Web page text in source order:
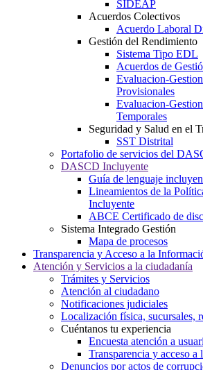
SIDEAP
Acuerdos Colectivos
Acuerdo Laboral
Gestión del Rendimiento
Sistema Tipo EDL
Acuerdos de
Evaluacion-
Provisionales
Evaluacion-
Temporales
Seguridad y Salud en el
SST Distrital
Portafolio de servicios del
DASCD Incluyente
Guía de lenguaje
Lineamientos de la
Incluyente
ABCE Certificado de
Sistema Integrado Gestión
Mapa de procesos
Transparencia y Acceso a la
Atención y Servicios a la ciudadanía
Trámites y Servicios
Atención al ciudadano
Notificaciones judiciales
Localización física, sucursales,
Cuéntanos tu experiencia
Encuesta atención a
Transparencia y acceso a
Denuncios por actos de